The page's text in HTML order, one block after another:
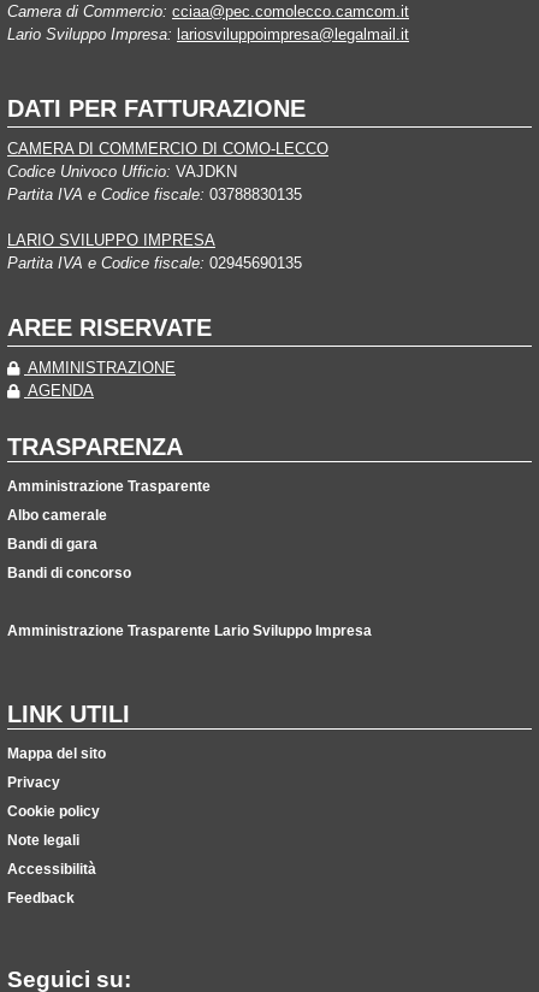
Camera di Commercio: cciaa@pec.comolecco.camcom.it
Lario Sviluppo Impresa: lariosviluppoimpresa@legalmail.it
DATI PER FATTURAZIONE
CAMERA DI COMMERCIO DI COMO-LECCO
Codice Univoco Ufficio: VAJDKN
Partita IVA e Codice fiscale: 03788830135
LARIO SVILUPPO IMPRESA
Partita IVA e Codice fiscale: 02945690135
AREE RISERVATE
AMMINISTRAZIONE
AGENDA
TRASPARENZA
Amministrazione Trasparente
Albo camerale
Bandi di gara
Bandi di concorso
Amministrazione Trasparente Lario Sviluppo Impresa
LINK UTILI
Mappa del sito
Privacy
Cookie policy
Note legali
Accessibilità
Feedback
Seguici su: